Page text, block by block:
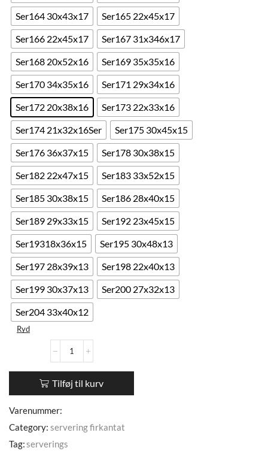
Ser164 30x43x17
Ser165 22x45x17
Ser166 22x45x17
Ser167 31x346x17
Ser168 20x52x16
Ser169 35x35x16
Ser170 34x35x16
Ser171 29x34x16
Ser172 20x38x16
Ser173 22x33x16
Ser174 21x32x16Ser
Ser175 30x45x15
Ser176 36x37x15
Ser178 30x38x15
Ser182 22x47x15
Ser183 33x52x15
Ser185 30x38x15
Ser186 28x40x15
Ser189 29x33x15
Ser192 23x45x15
Ser19318x36x15
Ser195 30x48x13
Ser197 28x39x13
Ser198 22x40x13
Ser199 30x37x13
Ser200 27x32x13
Ser204 33x40x12
Ryd
Tilføj til kurv
Varenummer:
Category: servering firkantat
Tag:serverings